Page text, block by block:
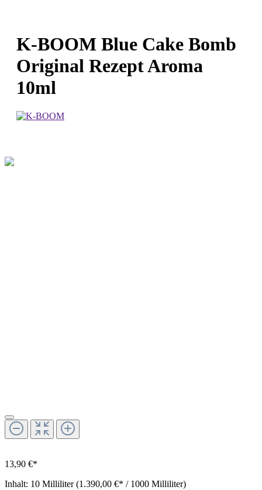
K-BOOM Blue Cake Bomb
Original Rezept Aroma
10ml
13,90 €*
Inhalt: 10 Milliliter(1.390,00 €* / 1000 Milliliter)